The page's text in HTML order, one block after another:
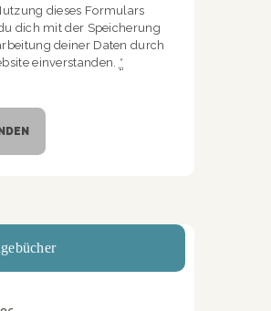
dieses Formulars
dich mit der Speicherung
deiner Daten durch
einverstanden. *